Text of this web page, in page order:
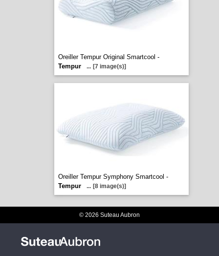
Oreiller Tempur Original Smartcool -
Tempur
... [7 image(s)]
Oreiller Tempur Symphony Smartcool -
Tempur
... [8 image(s)]
© 2026 Suteau Aubron